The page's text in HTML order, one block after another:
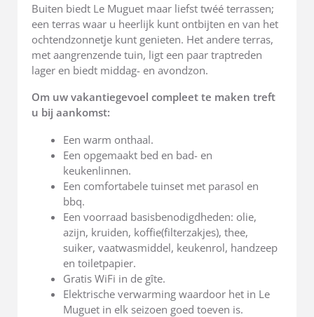
Buiten biedt Le Muguet maar liefst twéé terrassen;
een terras waar u heerlijk kunt ontbijten en van het
ochtendzonnetje kunt genieten. Het andere terras,
met aangrenzende tuin, ligt een paar traptreden
lager en biedt middag- en avondzon.
Om uw vakantiegevoel compleet te maken treft
u bij aankomst:
Een warm onthaal.
Een opgemaakt bed en bad- en
keukenlinnen.
Een comfortabele tuinset met parasol en
bbq.
Een voorraad basisbenodigdheden: olie,
azijn, kruiden, koffie(filterzakjes), thee,
suiker, vaatwasmiddel, keukenrol, handzeep
en toiletpapier.
Gratis WiFi in de gîte.
Elektrische verwarming waardoor het in Le
Muguet in elk seizoen goed toeven is.